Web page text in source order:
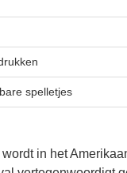
spelletjes
in het